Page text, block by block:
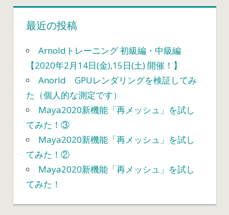
最近の投稿
Arnoldトレーニング 初級編・中級編
【2020年2月14日(金),15日(土) 開催！】
Anorld GPUレンダリングを検証してみ
た（個人的な測定です）
Maya2020新機能「再メッシュ」を試し
てみた！③
Maya2020新機能「再メッシュ」を試し
てみた！②
Maya2020新機能「再メッシュ」を試し
てみた！